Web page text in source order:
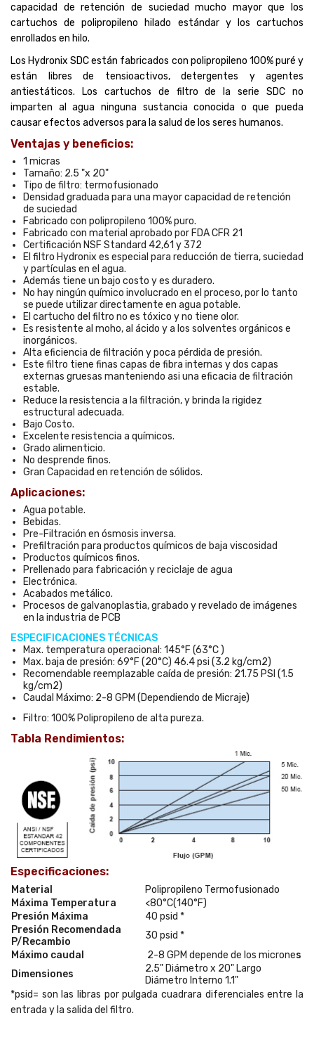
capacidad de retención de suciedad mucho mayor que los
cartuchos de polipropileno hilado estándar y los cartuchos
enrollados en hilo.
Los Hydronix SDC están fabricados con polipropileno 100% puré y
están libres de tensioactivos, detergentes y agentes
antiestáticos. Los cartuchos de filtro de la serie SDC no
imparten al agua ninguna sustancia conocida o que pueda
causar efectos adversos para la salud de los seres humanos.
Ventajas y beneficios:
1 micras
Tamaño: 2.5 "x 20"
Tipo de filtro: termofusionado
Densidad graduada para una mayor capacidad de retención
de suciedad
Fabricado con polipropileno 100% puro.
Fabricado con material aprobado por FDA CFR 21
Certificación NSF Standard 42,61 y 372
El filtro Hydronix es especial para reducción de tierra, suciedad
y partículas en el agua.
Además tiene un bajo costo y es duradero.
No hay ningún químico involucrado en el proceso, por lo tanto
se puede utilizar directamente en agua potable.
El cartucho del filtro no es tóxico y no tiene olor.
Es resistente al moho, al ácido y a los solventes orgánicos e
inorgánicos.
Alta eficiencia de filtración y poca pérdida de presión.
Este filtro tiene finas capas de fibra internas y dos capas
externas gruesas manteniendo asi una eficacia de filtración
estable.
Reduce la resistencia a la filtración, y brinda la rigidez
estructural adecuada.
Bajo Costo.
Excelente resistencia a químicos.
Grado alimenticio.
No desprende finos.
Gran Capacidad en retención de sólidos.
Aplicaciones:
Agua potable.
Bebidas.
Pre-Filtración en ósmosis inversa.
Prefiltración para productos químicos de baja viscosidad
Productos químicos finos.
Prellenado para fabricación y reciclaje de agua
Electrónica.
Acabados metálico.
Procesos de galvanoplastia, grabado y revelado de imágenes
en la industria de PCB
ESPECIFICACIONES TÉCNICAS
Max. temperatura operacional: 145°F (63°C )
Max. baja de presión: 69°F (20°C) 46.4 psi (3.2 kg/cm2)
Recomendable reemplazable caída de presión: 21.75 PSI (1.5
kg/cm2)
Caudal Máximo: 2-8 GPM (Dependiendo de Micraje)
Filtro: 100% Polipropileno de alta pureza.
Tabla Rendimientos:
Especificaciones:
Material
Polipropileno Termofusionado
Máxima Temperatura
<80°C(140°F)
Presión Máxima
40 psid *
Presión Recomendada
P/Recambio
30 psid *
Máximo caudal
2-8 GPM depende de los micrones
Dimensiones
2.5" Diámetro x 20" Largo
Diámetro Interno 1.1"
*psid= son las libras por pulgada cuadrara diferenciales entre la
entrada y la salida del filtro.